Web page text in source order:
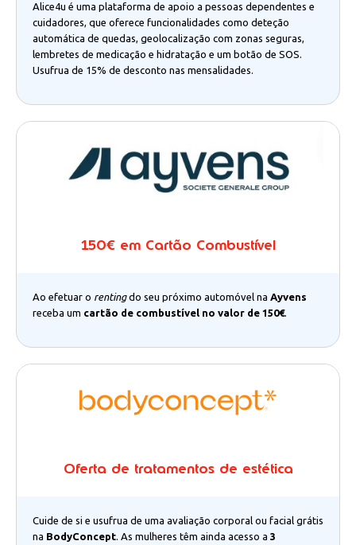
Alice4u é uma plataforma de apoio a pessoas dependentes e
cuidadores, que oferece funcionalidades como deteção
automática de quedas, geolocalização com zonas seguras,
lembretes de medicação e hidratação e um botão de SOS.
Usufrua de 15% de desconto nas mensalidades.
150€ em Cartão Combustível
Ao efetuar o rentingdo seu próximo automóvel na Ayvens
receba um cartão de combustível no valor de 150€.
Oferta de tratamentos de estética
Cuide de si e usufrua de uma avaliação corporal ou facial grátis
na BodyConcept . As mulheres têm ainda acesso a 3